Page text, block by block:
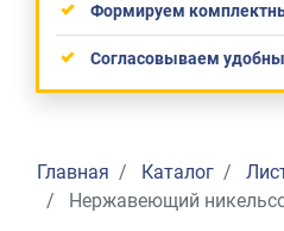
Формируем
Согласовываем
Главная Каталог
Нержавеющий